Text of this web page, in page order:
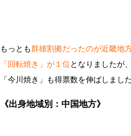
もっとも群雄割拠だったのが近畿地
「回転焼き」が１位となりましたが
「今川焼き」も得票数を伸ばしました
《出身地域別：中国地方》